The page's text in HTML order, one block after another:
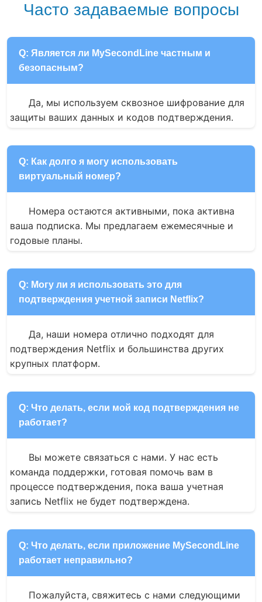
Часто задаваемые вопросы
Q: Является ли MySecondLine частным и
безопасным?
Да, мы используем сквозное шифрование для
защиты ваших данных и кодов подтверждения.
Q: Как долго я могу использовать
виртуальный номер?
Номера остаются активными, пока активна
ваша подписка. Мы предлагаем ежемесячные и
годовые планы.
Q: Могу ли я использовать это для
подтверждения учетной записи Netflix?
Да, наши номера отлично подходят для
подтверждения Netflix и большинства других
крупных платформ.
Q: Что делать, если мой код подтверждения не
работает?
Вы можете связаться с нами. У нас есть
команда поддержки, готовая помочь вам в
процессе подтверждения, пока ваша учетная
запись Netflix не будет подтверждена.
Q: Что делать, если приложение MySecondLine
работает неправильно?
Пожалуйста, свяжитесь с нами следующими